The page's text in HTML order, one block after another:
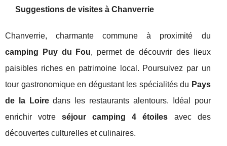
Suggestions de visites à Chanverrie
Chanverrie, charmante commune à proximité du
camping Puy du Fou, permet de découvrir des lieux
paisibles riches en patrimoine local. Poursuivez par un
tour gastronomique en dégustant les spécialités du Pays
de la Loiredans les restaurants alentours. Idéal pour
enrichir votreséjour camping 4 étoiles avec des
découvertes culturelles et culinaires.